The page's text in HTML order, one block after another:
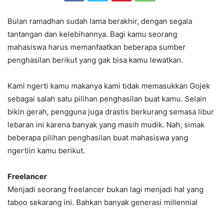
Bulan ramadhan sudah lama berakhir, dengan segala
tantangan dan kelebihannya. Bagi kamu seorang
mahasiswa harus memanfaatkan beberapa sumber
penghasilan berikut yang gak bisa kamu lewatkan.
Kami ngerti kamu makanya kami tidak memasukkan Gojek
sebagai salah satu pilihan penghasilan buat kamu. Selain
bikin gerah, pengguna juga drastis berkurang semasa libur
lebaran ini karena banyak yang masih mudik. Nah, simak
beberapa pilihan penghasilan buat mahasiswa yang
ngertiin kamu berikut.
Freelancer
Menjadi seorang freelancer bukan lagi menjadi hal yang
taboo sekarang ini. Bahkan banyak generasi millennial